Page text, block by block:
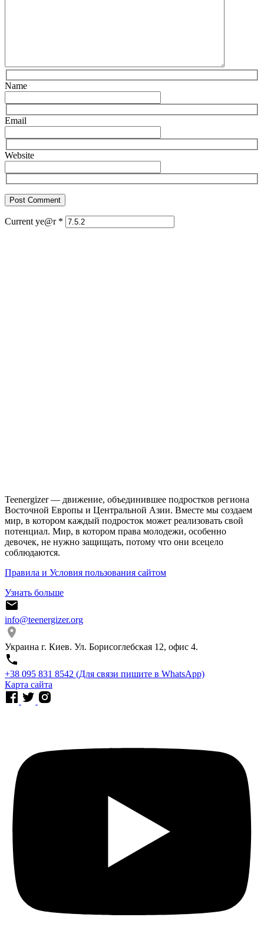
Name
Email
Website
Current ye@r *
Teenergizer — движение, объединившее подростков региона
Восточной Европы и Центральной Азии. Вместе мы создаем
мир, в котором каждый подросток может реализовать свой
потенциал. Мир, в котором права молодежи, особенно
девочек, не нужно защищать, потому что они всецело
соблюдаются.
Правила и Условия пользования сайтом
Узнать больше
info@teenergizer.org
Украина г. Киев. Ул. Борисоглебская 12, офис 4.
⁨+38 095 831 8542⁩ (Для связи пишите в WhatsApp)
Карта сайта